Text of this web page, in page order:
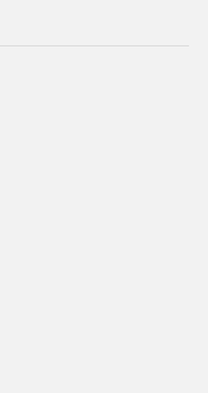
(HCI):
по доступной